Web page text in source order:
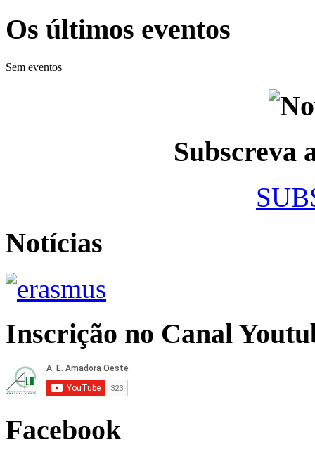
Os últimos eventos
Sem eventos
Subscreva
Notícias
Inscrição no Canal
Facebook